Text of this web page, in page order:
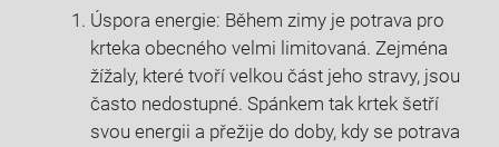
Úspora energie: Během zimy je potrava pro
krteka obecného velmi limitovaná. Zejména
žížaly, které tvoří velkou část jeho stravy, jsou
často nedostupné. Spánkem tak krtek šetří
svou energii a přežije do doby, kdy se potrava